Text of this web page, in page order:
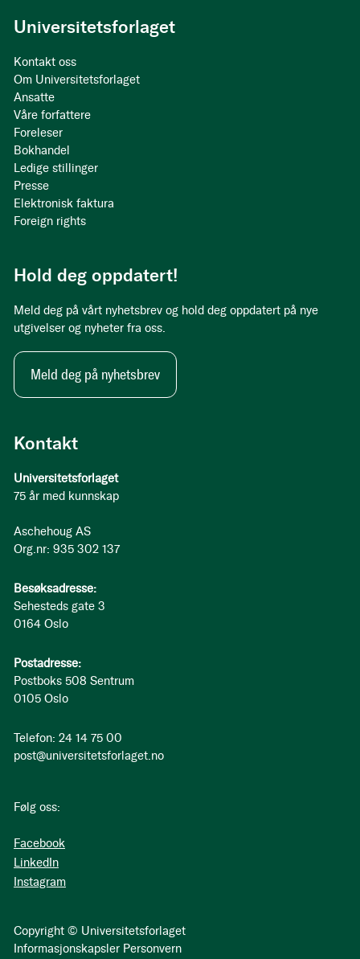
Kontakt
Universitetsforlaget
75 år med kunnskap
Aschehoug AS
Org.nr: 935 302 137
Besøksadresse:
Sehesteds gate 3
0164 Oslo
Postadresse:
Postboks 508 Sentrum
0105 Oslo
Telefon: 24 14 75 00
post@universitetsforlaget.no
Følg oss:
Facebook
LinkedIn
Instagram
Copyright © Universitetsforlaget
Informasjonskapsler Personvern
Universitetsforlaget
Kontakt oss
Om Universitetsforlaget
Ansatte
Våre forfattere
Foreleser
Bokhandel
Ledige stillinger
Presse
Elektronisk faktura
Foreign rights
Hold deg oppdatert!
Meld deg på vårt nyhetsbrev og hold deg oppdatert på nye
utgivelser og nyheter fra oss.
Meld deg på nyhetsbrev